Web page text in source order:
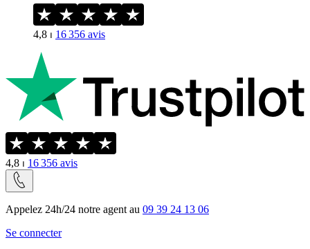
4,8 ⏐ 16 356 avis
4,8 ⏐ 16 356 avis
Appelez 24h/24 notre agent au 09 39 24 13 06
Se connecter